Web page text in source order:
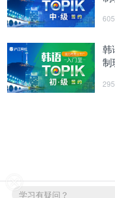
韩
制
学习有疑问？